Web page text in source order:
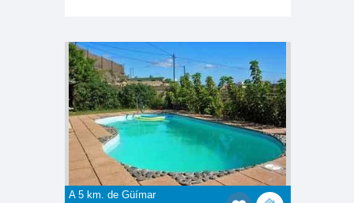
A 5 km. de Güímar